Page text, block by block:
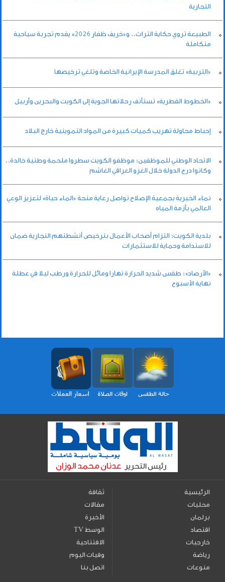
التجارية
الطبيعة تروي حكاية التراث.. و«خريف ظفار 2026» يقدم تجربة سياحية
متكاملة
«التربية» تغلق المدرسة الإيرانية الخاصة وتلغي ترخيصها
«الخطوط القطرية» تستأنف رحلاتها الجوية إلى الكويت والبحرين وأربيل
إحباط محاولة تهريب كميات كبيرة من المواد التموينية خارج البلاد
الاتحاد الوطني للموظفين: موظفو الكويت سطروا ملحمة وطنية خالدة..
وكانوا درع الدولة خلال الغزو العراقي الغاشم
نماء الخيرية بجمعية الإصلاح تواصل رعاية منحة «الماء حياة» لتعزيز الوعي
العالمي بأزمة المياه
بلدية الكويت: التزام أصحاب الأعمال بترخيص أنشطتهم التجارية ضمان
للاستدامة وحماية للاستثمارات
«الأرصاد»: طقس شديد الحرارة نهارا ومائل للحرارة ورطب ليلا في عطلة
نهاية الأسبوع
الرئيسية
محليات
برلمان
اقتصاد
خارجيات
رياضة
منوعات
ثقافة
مقالات
الأخيرة
TV الوسط
الافتتاحية
وفيات اليوم
اتصل بنا